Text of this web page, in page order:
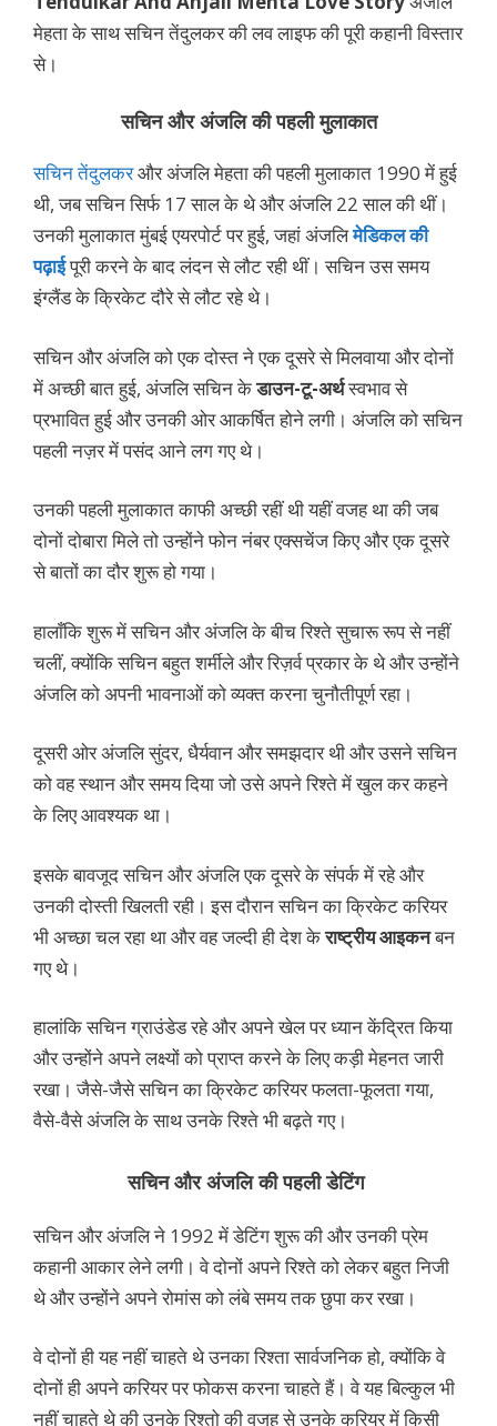
मेहता के साथ सचिन तेंदुलकर की लव लाइफ की पूरी कहानी विस्तार
से।
सचिन और अंजलि की पहली मुलाकात
सचिन तेंदुलकरऔर अंजलि मेहता की पहली मुलाकात 1990 में हुई
थी, जब सचिन सिर्फ 17 साल के थे और अंजलि 22 साल की थीं।
उनकी मुलाकात मुंबई एयरपोर्ट पर हुई, जहां अंजलिमेडिकल की
पढ़ाईपूरी करने के बाद लंदन से लौट रही थीं। सचिन उस समय
इंग्लैंड के क्रिकेट दौरे से लौट रहे थे।
सचिन और अंजलि को एक दोस्त ने एक दूसरे से मिलवाया और दोनों
में अच्छी बात हुई, अंजलि सचिन केडाउन-टू-अर्थस्वभाव से
प्रभावित हुई और उनकी ओर आकर्षित होने लगी। अंजलि को सचिन
पहली नज़र में पसंद आने लग गए थे।
उनकी पहली मुलाकात काफी अच्छी रहीं थी यहीं वजह था की जब
दोनों दोबारा मिले तो उन्होंने फोन नंबर एक्सचेंज किए और एक दूसरे
से बातों का दौर शुरू हो गया।
हालाँकि शुरू में सचिन और अंजलि के बीच रिश्ते सुचारू रूप से नहीं
चलीं, क्योंकि सचिन बहुत शर्मीले और रिज़र्व प्रकार के थे और उन्होंने
अंजलि को अपनी भावनाओं को व्यक्त करना चुनौतीपूर्ण रहा।
दूसरी ओर अंजलि सुंदर, धैर्यवान और समझदार थी और उसने सचिन
को वह स्थान और समय दिया जो उसे अपने रिश्ते में खुल कर कहने
के लिए आवश्यक था।
इसके बावजूद सचिन और अंजलि एक दूसरे के संपर्क में रहे और
उनकी दोस्ती खिलती रही। इस दौरान सचिन का क्रिकेट करियर
भी अच्छा चल रहा था और वह जल्दी ही देश केराष्ट्रीय आइकनबन
गए थे।
हालांकि सचिन ग्राउंडेड रहे और अपने खेल पर ध्यान केंद्रित किया
और उन्होंने अपने लक्ष्यों को प्राप्त करने के लिए कड़ी मेहनत जारी
रखा। जैसे-जैसे सचिन का क्रिकेट करियर फलता-फूलता गया,
वैसे-वैसे अंजलि के साथ उनके रिश्ते भी बढ़ते गए।
सचिन और अंजलि की पहली डेटिंग
सचिन और अंजलि ने 1992 में डेटिंग शुरू की और उनकी प्रेम
कहानी आकार लेने लगी। वे दोनों अपने रिश्ते को लेकर बहुत निजी
थे और उन्होंने अपने रोमांस को लंबे समय तक छुपा कर रखा।
वे दोनों ही यह नहीं चाहते थे उनका रिश्ता सार्वजनिक हो, क्योंकि वे
दोनों ही अपने करियर पर फोकस करना चाहते हैं। वे यह बिल्कुल भी
नहीं चाहते थे की उनके रिश्तो की वजह से उनके करियर में किसी